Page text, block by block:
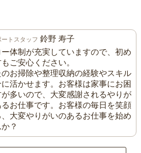
トスタッフ 鈴野 寿子
ー体制が充実していますので、初め
ご安心ください。
のお掃除や整理収納の経験やスキル
に活かせます。お客様は家事にお困
が多いので、大変感謝されるやりが
るお仕事です。お客様の毎日を笑顔
、大変やりがいのあるお仕事を始め
？